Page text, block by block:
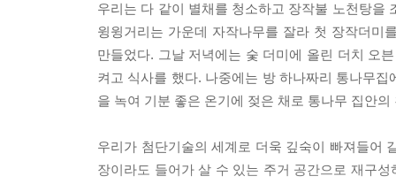
우리는 다 같이 별채를 청소하고 장작불 노천탕을
윙윙거리는 가운데 자작나무를 잘라 첫 장작더미
만들었다. 그날 저녁에는 숯 더미에 올린 더치 오
켜고 식사를 했다. 나중에는 방 하나짜리 통나무
을 녹여 기분 좋은 온기에 젖은 채로 통나무 집안
우리가 첨단기술의 세계로 더욱 깊숙이 빠져들어
장이라도 들어가 살 수 있는 주거 공간으로 재구